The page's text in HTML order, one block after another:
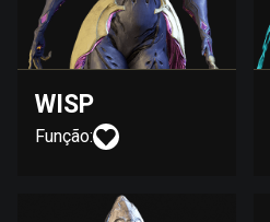
WISP
Função: